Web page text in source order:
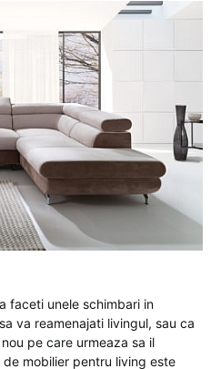
faceti unele schimbari in
va reamenajati livingul, sau ca
pe care urmeaza sa il
mobilier pentru living este